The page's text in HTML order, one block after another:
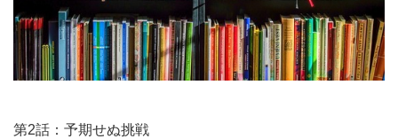
第2話：予期せぬ挑戦